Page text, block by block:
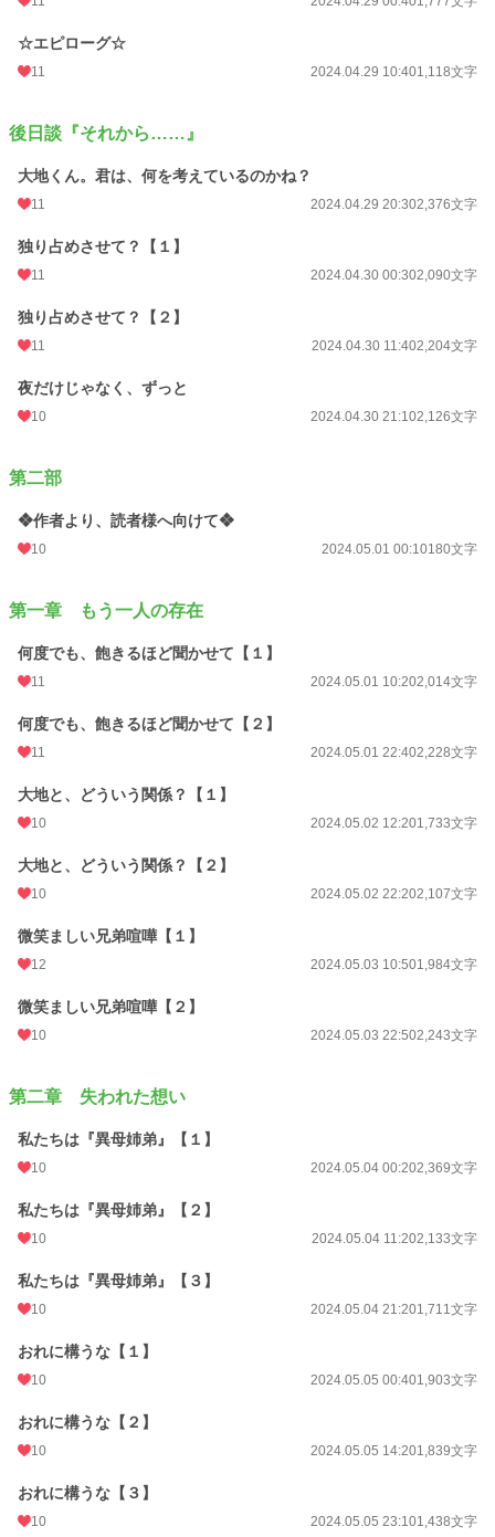
☆エピローグ☆
11 2024.04.29 10:401,118文字
後日談『それから……』
大地くん。君は、何を考えているのかね？
11 2024.04.29 20:302,376文字
独り占めさせて？【１】
11 2024.04.30 00:302,090文字
独り占めさせて？【２】
11 2024.04.30 11:402,204文字
夜だけじゃなく、ずっと
10 2024.04.30 21:102,126文字
第二部
❖作者より、読者様へ向けて❖
10 2024.05.01 00:10180文字
第一章 もう一人の存在
何度でも、飽きるほど聞かせて【１】
11 2024.05.01 10:202,014文字
何度でも、飽きるほど聞かせて【２】
11 2024.05.01 22:402,228文字
大地と、どういう関係？【１】
10 2024.05.02 12:201,733文字
大地と、どういう関係？【２】
10 2024.05.02 22:202,107文字
微笑ましい兄弟喧嘩【１】
12 2024.05.03 10:501,984文字
微笑ましい兄弟喧嘩【２】
10 2024.05.03 22:502,243文字
第二章 失われた想い
私たちは『異母姉弟』【１】
10 2024.05.04 00:202,369文字
私たちは『異母姉弟』【２】
10 2024.05.04 11:202,133文字
私たちは『異母姉弟』【３】
10 2024.05.04 21:201,711文字
おれに構うな【１】
10 2024.05.05 00:401,903文字
おれに構うな【２】
10 2024.05.05 14:201,839文字
おれに構うな【３】
10 2024.05.05 23:101,438文字